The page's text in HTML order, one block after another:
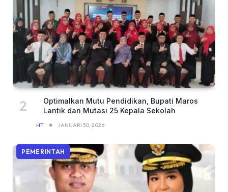
Optimalkan Mutu Pendidikan, Bupati Maros
Lantik dan Mutasi 25 Kepala Sekolah
HT JANUARI 30, 2026
PEMERINTAH